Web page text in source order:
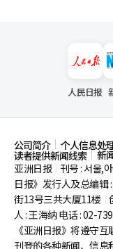
人民日报
公司简介 个人信息处
读者提供新闻线索
新
亚洲日报
刊号 : 서울,
日报》发行人及总编辑
街13号三共大厦11楼
人 : 王海纳 电话 : 02-
《亚洲日报》将遵守
刊登的各种新闻、信息